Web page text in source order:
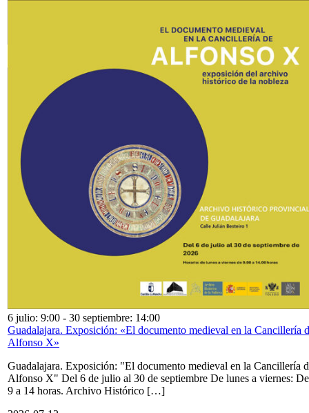
6 julio: 9:00 - 30 septiembre: 14:00
Guadalajara. Exposición: «El documento medieval en la Cancillería
Alfonso X»
Guadalajara. Exposición: "El documento medieval en la Cancillería
Alfonso X" Del 6 de julio al 30 de septiembre De lunes a viernes: De
9 a 14 horas. Archivo Histórico […]